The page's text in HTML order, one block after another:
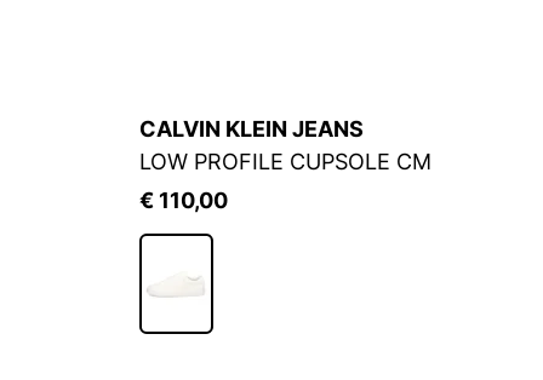
CALVIN KLEIN JEANS
LOW PROFILE CUPSOLE CM
€ 110,00